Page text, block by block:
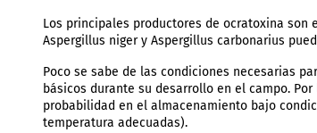
Los principales productores de ocratoxina son
Aspergillus niger y Aspergillus carbonarius
Poco se sabe de las condiciones necesarias
básicos durante su desarrollo en el campo.
probabilidad en el almacenamiento bajo
temperatura adecuadas).